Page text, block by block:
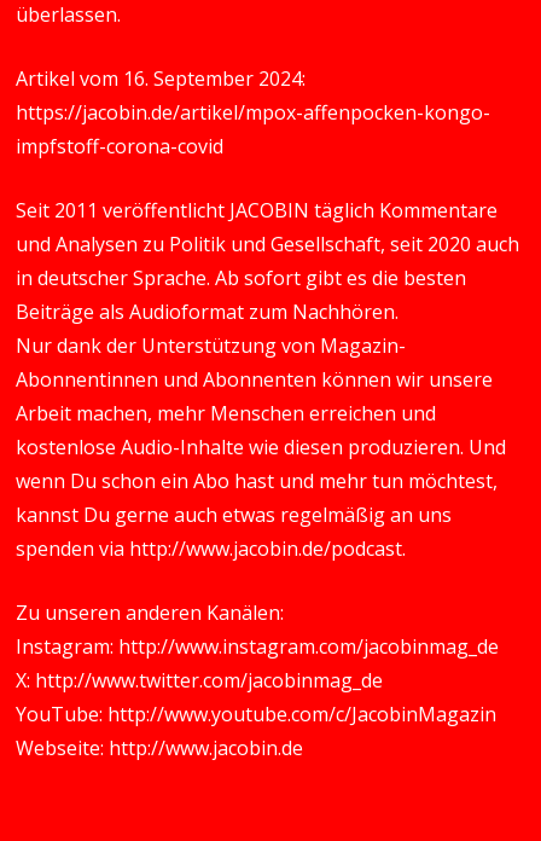
überlassen.
Artikel vom 16. September 2024:
https://jacobin.de/artikel/mpox-affenpocken-kongo-
impfstoff-corona-covid
Seit 2011 veröffentlicht JACOBIN täglich Kommentare
und Analysen zu Politik und Gesellschaft, seit 2020 auch
in deutscher Sprache. Ab sofort gibt es die besten
Beiträge als Audioformat zum Nachhören.
Nur dank der Unterstützung von Magazin-
Abonnentinnen und Abonnenten können wir unsere
Arbeit machen, mehr Menschen erreichen und
kostenlose Audio-Inhalte wie diesen produzieren. Und
wenn Du schon ein Abo hast und mehr tun möchtest,
kannst Du gerne auch etwas regelmäßig an uns
spenden via http://www.jacobin.de/podcast.
Zu unseren anderen Kanälen:
Instagram: http://www.instagram.com/jacobinmag_de
X: http://www.twitter.com/jacobinmag_de
YouTube: http://www.youtube.com/c/JacobinMagazin
Webseite: http://www.jacobin.de